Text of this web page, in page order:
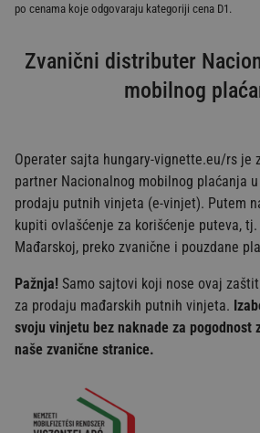
po cenama koje odgovaraju kategoriji cena D1.
Zvanični distributer
mobilnog
Operater sajta hungary-vignette.eu/rs je
partner Nacionalnog mobilnog plaćanja
prodaju putnih vinjeta (e-vinjet). Putem
kupiti ovlašćenje za korišćenje puteva,
Mađarskoj, preko zvanične i pouzdane
Pažnja! Samo sajtovi koji nose ovaj
za prodaju mađarskih putnih vinjeta.
svoju vinjetu bez naknade za pogodnost
naše zvanične stranice.